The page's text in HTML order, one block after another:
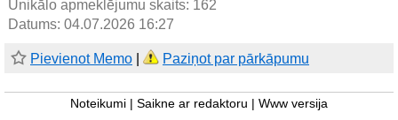
Unikālo apmeklējumu skaits: 162
Datums: 04.07.2026 16:27
Pievienot Memo Paziņot par pārkāpumu
Noteikumi Saikne ar redaktoru Www versija